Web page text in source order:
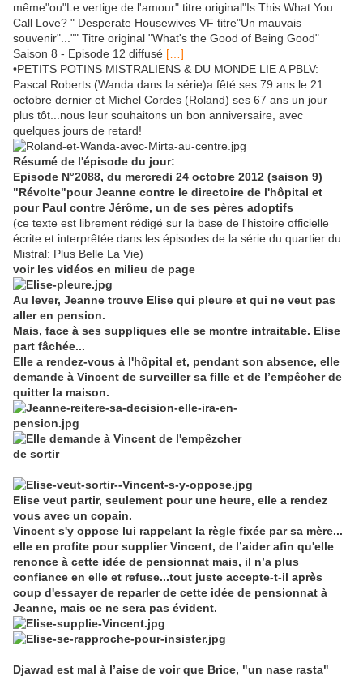
même"ou"Le vertige de l'amour" titre original"Is This What You
Call Love? " Desperate Housewives VF titre"Un mauvais
souvenir"..."" Titre original "What's the Good of Being Good"
Saison 8 - Episode 12 diffusé […]
•PETITS POTINS MISTRALIENS & DU MONDE LIE A PBLV:
Pascal Roberts (Wanda dans la série)a fêté ses 79 ans le 21
octobre dernier et Michel Cordes (Roland) ses 67 ans un jour
plus tôt...nous leur souhaitons un bon anniversaire, avec
quelques jours de retard!
Résumé de l'épisode du jour:
Episode N°2088, du mercredi 24 octobre 2012 (saison 9)
"Révolte"pour Jeanne contre le directoire de l'hôpital et
pour Paul contre Jérôme, un de ses pères adoptifs
(ce texte est librement rédigé sur la base de l'histoire officielle
écrite et interprêtée dans les épisodes de la série du quartier du
Mistral: Plus Belle La Vie)
voir les vidéos en milieu de page
Au lever, Jeanne trouve Elise qui pleure et qui ne veut pas
aller en pension.
Mais, face à ses suppliques elle se montre intraitable. Elise
part fâchée...
Elle a rendez-vous à l'hôpital et, pendant son absence, elle
demande à Vincent de surveiller sa fille et de l’empêcher de
quitter la maison.
Elise veut partir, seulement pour une heure, elle a rendez
vous avec un copain.
Vincent s'y oppose lui rappelant la règle fixée par sa mère...
elle en profite pour supplier Vincent, de l’aider afin qu'elle
renonce à cette idée de pensionnat mais, il n’a plus
confiance en elle et refuse...tout juste accepte-t-il après
coup d'essayer de reparler de cette idée de pensionnat à
Jeanne, mais ce ne sera pas évident.
Djawad est mal à l’aise de voir que Brice, "un nase rasta"